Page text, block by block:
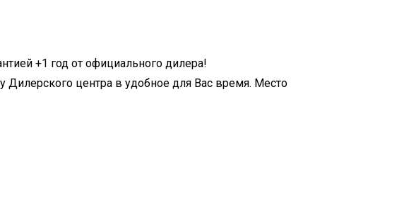
+1 год от официального дилера!
центра в удобное для Вас время. Место